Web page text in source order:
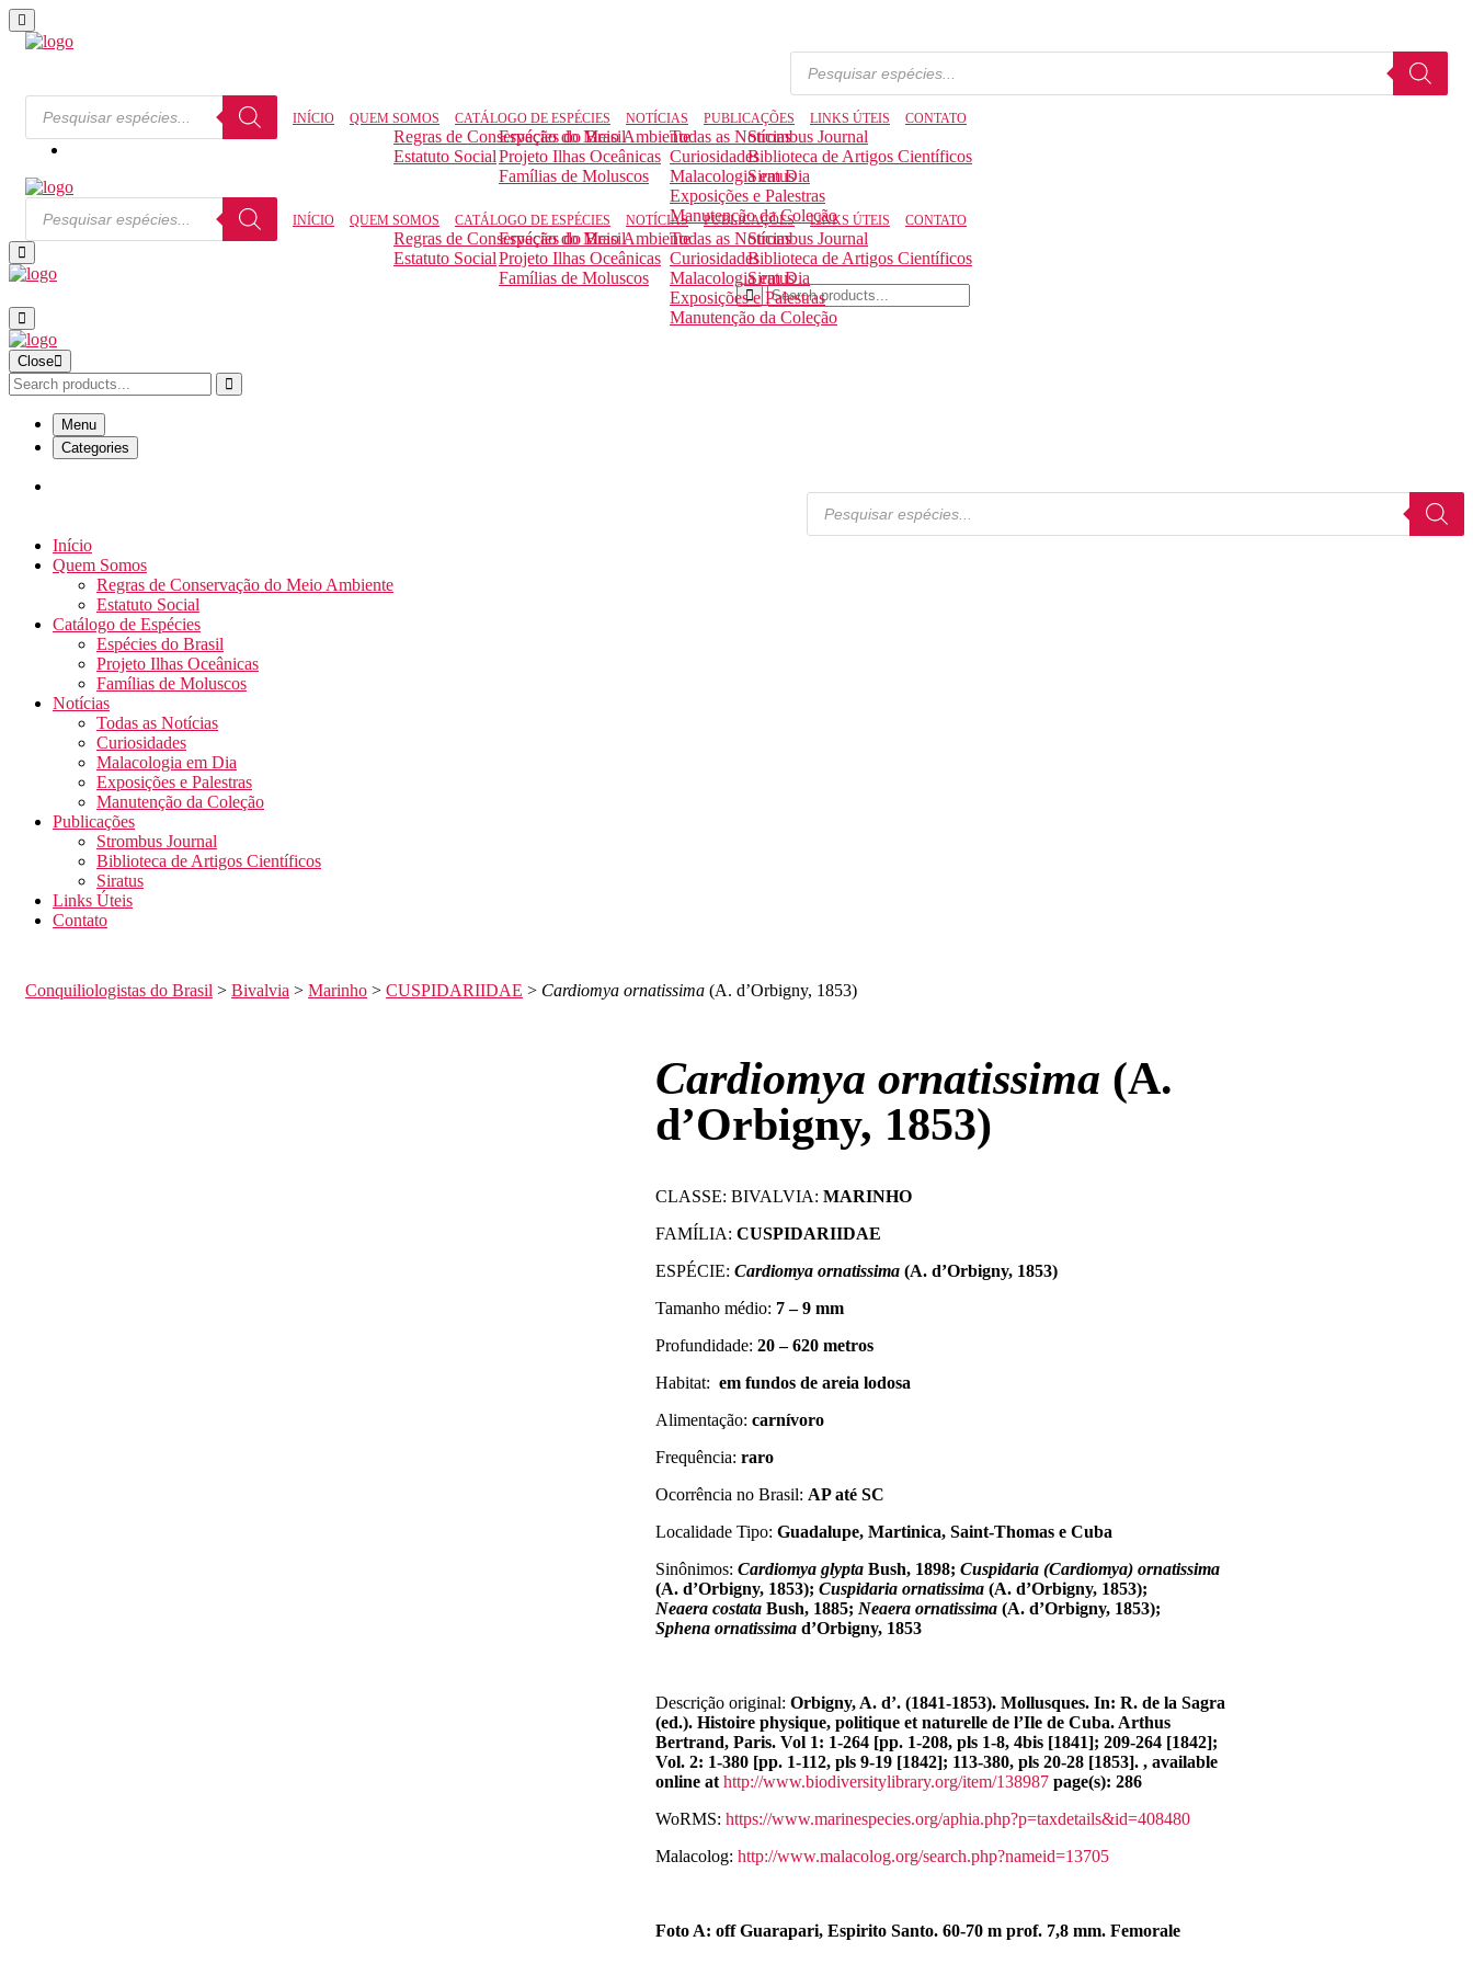
INÍCIO QUEM SOMOS
Regras de Conservação do Meio Ambiente
Estatuto Social
CATÁLOGO DE ESPÉCIES
Espécies do Brasil
Projeto Ilhas Oceânicas
Famílias de Moluscos
NOTÍCIAS
Todas as Notícias
Curiosidades
Malacologia em Dia
Exposições e Palestras
Manutenção da Coleção
PUBLICAÇÕES
Strombus Journal
Biblioteca de Artigos Científicos
Siratus
LINKS ÚTEIS CONTATO
INÍCIO QUEM SOMOS
Regras de Conservação do Meio Ambiente
Estatuto Social
CATÁLOGO DE ESPÉCIES
Espécies do Brasil
Projeto Ilhas Oceânicas
Famílias de Moluscos
NOTÍCIAS
Todas as Notícias
Curiosidades
Malacologia em Dia
Exposições e Palestras
Manutenção da Coleção
PUBLICAÇÕES
Strombus Journal
Biblioteca de Artigos Científicos
Siratus
LINKS ÚTEIS CONTATO
Close
Menu
Categories
Início
Quem Somos
Regras de Conservação do Meio Ambiente
Estatuto Social
Catálogo de Espécies
Espécies do Brasil
Projeto Ilhas Oceânicas
Famílias de Moluscos
Notícias
Todas as Notícias
Curiosidades
Malacologia em Dia
Exposições e Palestras
Manutenção da Coleção
Publicações
Strombus Journal
Biblioteca de Artigos Científicos
Siratus
Links Úteis
Contato
Conquiliologistas do Brasil > Bivalvia > Marinho > CUSPIDARIIDAE > Cardiomya ornatissima (A. d’Orbigny, 1853)
Cardiomya ornatissima (A.
d’Orbigny, 1853)
CLASSE: BIVALVIA: MARINHO
FAMÍLIA: CUSPIDARIIDAE
ESPÉCIE: Cardiomya ornatissima (A. d’Orbigny, 1853)
Tamanho médio: 7 – 9 mm
Profundidade: 20 – 620 metros
Habitat: em fundos de areia lodosa
Alimentação: carnívoro
Frequência: raro
Ocorrência no Brasil: AP até SC
Localidade Tipo: Guadalupe, Martinica, Saint-Thomas e Cuba
Sinônimos: Cardiomya glypta Bush, 1898; Cuspidaria (Cardiomya) ornatissima
(A. d’Orbigny, 1853); Cuspidaria ornatissima (A. d’Orbigny, 1853);
Neaera costata Bush, 1885; Neaera ornatissima (A. d’Orbigny, 1853);
Sphena ornatissima d’Orbigny, 1853
Descrição original: Orbigny, A. d’. (1841-1853). Mollusques. In: R. de la Sagra
(ed.). Histoire physique, politique et naturelle de l’Ile de Cuba. Arthus
Bertrand, Paris. Vol 1: 1-264 [pp. 1-208, pls 1-8, 4bis [1841]; 209-264 [1842];
Vol. 2: 1-380 [pp. 1-112, pls 9-19 [1842]; 113-380, pls 20-28 [1853]. , available
online at http://www.biodiversitylibrary.org/item/138987 page(s): 286
WoRMS: https://www.marinespecies.org/aphia.php?p=taxdetails&id=408480
Malacolog: http://www.malacolog.org/search.php?nameid=13705
Foto A: off Guarapari, Espirito Santo. 60-70 m prof. 7,8 mm. Femorale